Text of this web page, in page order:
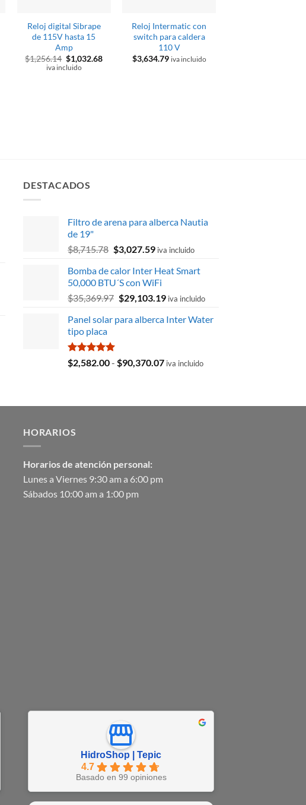
Reloj digital Sibrape
de 115V hasta 15
Amp
$1,256.14 El
precio
$1,032.68El
iva incluido
Reloj Intermatic con
switch para caldera
110 V
$3,634.79 iva incluido
DESTACADOS
Filtro de arena para alberca Nautia
de 19"
$8,715.78 El
original
era:
$8,715.78.
$3,027.59El
actual
es:
$3,027.59.
iva incluido
Bomba de calor Inter Heat Smart
50,000 BTU´S con WiFi
$35,369.97 El
original
$29,103.19El
actual
iva incluido
Panel solar para alberca Inter Water
tipo placa
Valorado
con
$2,582.00- $90,370.07Rango
iva incluido
HORARIOS
Horarios de atención personal:
Lunes a Viernes 9:30 am a 6:00 pm
Sábados 10:00 am a 1:00 pm
HidroShop | Tepic
4.7
Basado en 99 opiniones